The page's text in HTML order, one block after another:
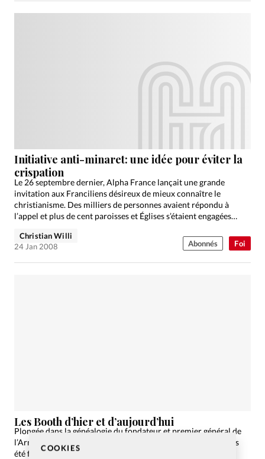
COOKIES
Foi
Initiative anti-minaret: une idée pour éviter la
crispation
Le 26 septembre dernier, Alpha France lançait une grande
invitation aux Franciliens désireux de mieux connaître le
christianisme. Des milliers de personnes avaient répondu à
l’appel et plus de cent paroisses et Églises s’étaient engagées…
Christian Willi
24 Jan 2008
Abonnés
Les Booth d’hier et d’aujourd’hui
Plongée dans la généalogie du fondateur et premier général de
l’Armée du Salut L’ossature du milieu évangélique a longtemps
été faite de dynasties. Leshéritiers sont-ils toujours actifs et